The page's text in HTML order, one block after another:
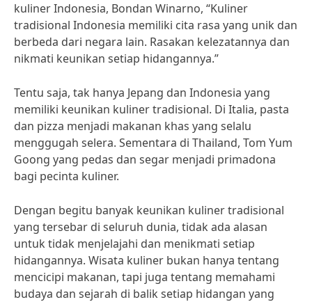
kuliner Indonesia, Bondan Winarno, “Kuliner
tradisional Indonesia memiliki cita rasa yang unik dan
berbeda dari negara lain. Rasakan kelezatannya dan
nikmati keunikan setiap hidangannya.”
Tentu saja, tak hanya Jepang dan Indonesia yang
memiliki keunikan kuliner tradisional. Di Italia, pasta
dan pizza menjadi makanan khas yang selalu
menggugah selera. Sementara di Thailand, Tom Yum
Goong yang pedas dan segar menjadi primadona
bagi pecinta kuliner.
Dengan begitu banyak keunikan kuliner tradisional
yang tersebar di seluruh dunia, tidak ada alasan
untuk tidak menjelajahi dan menikmati setiap
hidangannya. Wisata kuliner bukan hanya tentang
mencicipi makanan, tapi juga tentang memahami
budaya dan sejarah di balik setiap hidangan yang